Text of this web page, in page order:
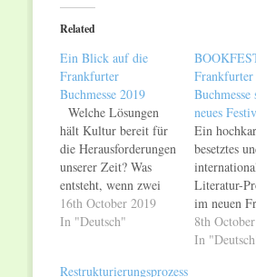
(Opens
in
new
Related
Ein Blick auf die
Frankfurter
Buchmesse 2019
Welche Lösungen
hält Kultur bereit für
die Herausforderungen
unserer Zeit? Was
entsteht, wenn zwei
zukunftsweisende
Kreativfestivals ihre
16th October 2019
In "Deutsch"
Frankfurter
Buchmesse
neues
Ein
besetztes
Literatur-
im neuen
Pavilion,
Events auf
8th
In
Restrukturierungsprozess